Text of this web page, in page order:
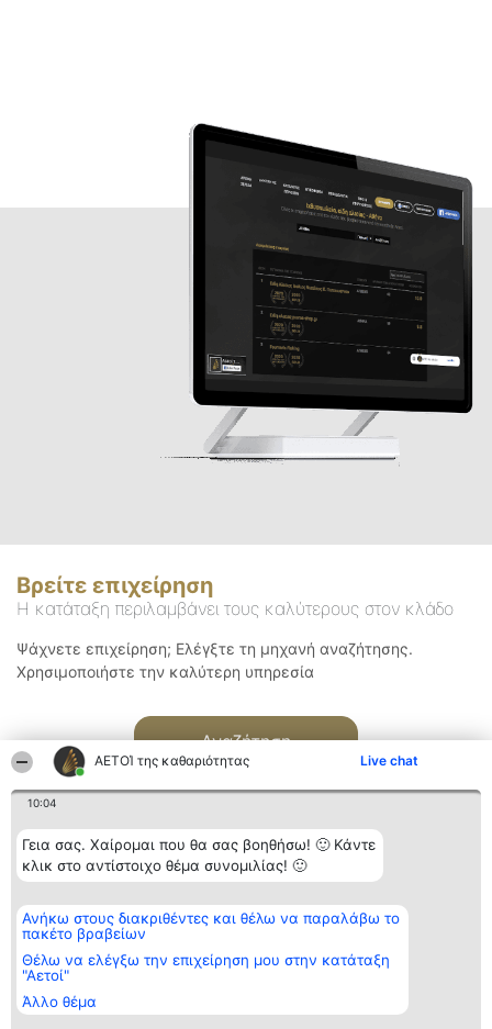
ΑΕΤΟΊ της καθαριότητας Live chat
10:04
Γεια σας. Χαίρομαι που θα σας βοηθήσω! 🙂 Κάντε
κλικ στο αντίστοιχο θέμα συνομιλίας! 🙂
Ανήκω στους διακριθέντες και θέλω να παραλάβω το
πακέτο βραβείων
Θέλω να ελέγξω την επιχείρηση μου στην κατάταξη
"Αετοί"
Άλλο θέμα
Βρείτε επιχείρηση
Η κατάταξη περιλαμβάνει τους καλύτερους στον κλάδο
Ψάχνετε επιχείρηση; Ελέγξτε τη μηχανή αναζήτησης.
Χρησιμοποιήστε την καλύτερη υπηρεσία
Αναζήτηση
Διοργανωτής της
κατάταξης
BEAUTIFUL COMPANY
ΤΗΛ. ΕΠΙΚΟΙΝΩΝΙΑΣ:
2104128019
email:
aetoi@beautifulcompany.co
Κατάταξη
Διακριθέντες
των
διακριθέντων
προϋποθέσεις
Επικοινωνία
Επικοινωνία